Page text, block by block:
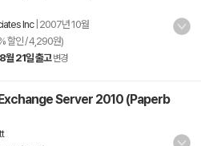
Inc| 2007년 10월
할인 / 4,290원)
8월 21일 출고 변경
Server 2010 (Paperb